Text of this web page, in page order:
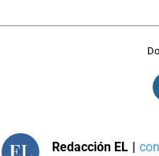
Redacción EL |